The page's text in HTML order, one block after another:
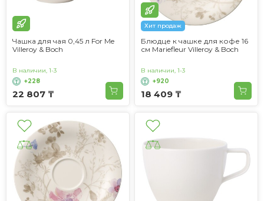
Чашка для чая 0,45 л For Me
Villeroy & Boch
22 807 ₸
В наличии, 1-3
+228
Хит продаж
Блюдце к чашке для кофе 16
см Mariefleur Villeroy & Boch
18 409 ₸
В наличии, 1-3
+920